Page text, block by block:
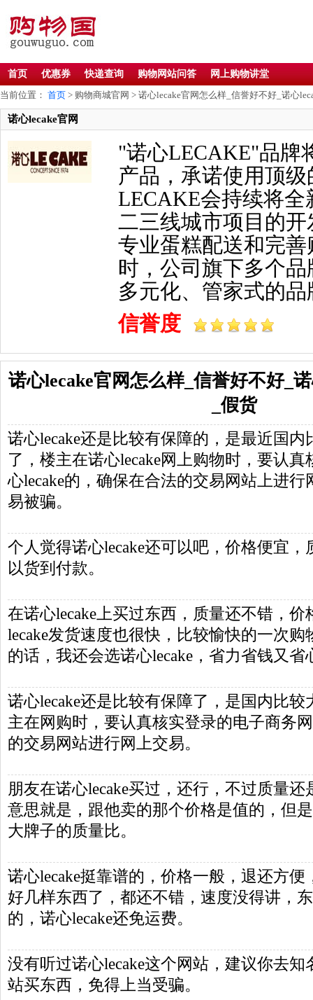
首页 优惠券 快递查询 购物网站问答
网上购物讲堂
当前位置： 首页 > 购物商城官网 > 诺心lecake官网怎么样_信誉好不好_诺心
诺心lecake官网
"诺心LECAKE"品牌
产品，承诺使用顶
LECAKE会持续将
二三线城市项目的
专业蛋糕配送和完善
时，公司旗下多个
多元化、管家式的
信誉度
诺心lecake官网怎么样_信誉好不好_
_假货
诺心lecake还是比较有保障的，是最近国
了，楼主在诺心lecake网上购物时，要认
心lecake的，确保在合法的交易网站上进
易被骗。
个人觉得诺心lecake还可以吧，价格便宜
以货到付款。
在诺心lecake上买过东西，质量还不错，
lecake发货速度也很快，比较愉快的一次
的话，我还会选诺心lecake，省力省钱又省
诺心lecake还是比较有保障了，是国内比
主在网购时，要认真核实登录的电子商务
的交易网站进行网上交易。
朋友在诺心lecake买过，还行，不过质量
意思就是，跟他卖的那个价格是值的，但
大牌子的质量比。
诺心lecake挺靠谱的，价格一般，退还方便
好几样东西了，都还不错，速度没得讲，
的，诺心lecake还免运费。
没有听过诺心lecake这个网站，建议你去
站买东西，免得上当受骗。